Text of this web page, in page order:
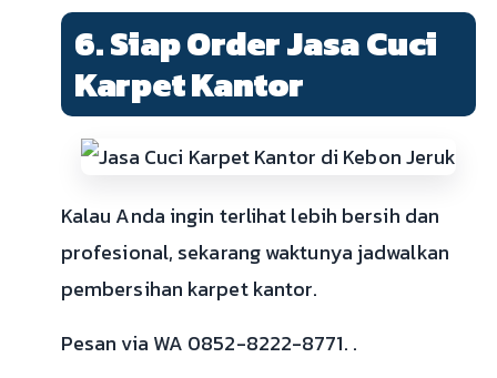
6. Siap Order Jasa Cuci
Karpet Kantor
Kalau Anda ingin terlihat lebih bersih dan
profesional, sekarang waktunya jadwalkan
pembersihan karpet kantor.
Pesan via WA 0852-8222-8771. .